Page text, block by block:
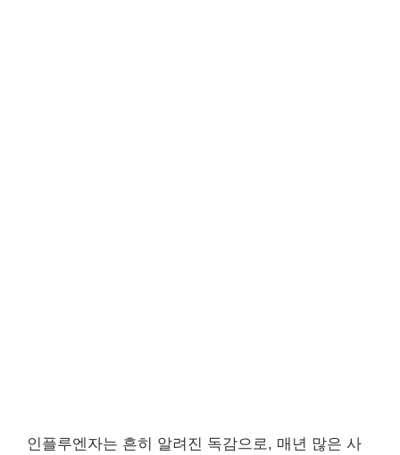
인플루엔자는 흔히 알려진 독감으로, 매년 많은 사